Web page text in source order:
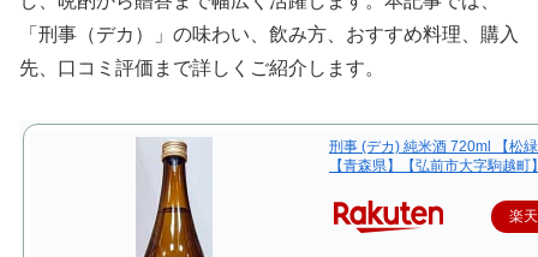
「刑事（デカ）」の味わい、飲み方、おすすめ料理、購入
先、口コミ評価まで詳しくご紹介します。
刑事 (デカ) 純米酒 720ml 【松
【青森県】【弘前市大字駒越町
楽